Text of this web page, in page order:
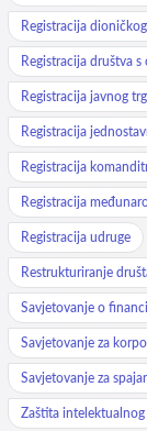
Registracija
Registracija društva
Registracija javnog
Registracija
Registracija
Registracija
Registracija udruge
Restrukturiranje
Savjetovanje o
Savjetovanje za
Savjetovanje za
Zaštita